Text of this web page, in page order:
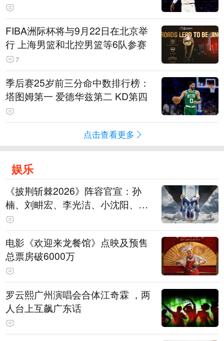
FIBA洲际杯将与9月22日在北京举
行 上海男篮和北控男篮等6队参赛
7
季后赛25岁前三分命中数排行榜：
塔图姆第一 爱德华兹第二 KD第四
点击查看更多
娱乐
《披荆斩棘2026》阵容官宣：孙
楠、刘畊宏、李光洁、小沈阳、余
文乐、王传君等28位艺人
电影《欢迎来龙餐馆》点映及预售
总票房破6000万
罗云熙广州演唱会合体江奇霖 ，两
人台上互飙广东话